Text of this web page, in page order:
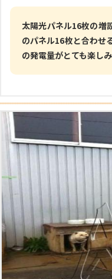
太陽光パネル16枚の増
のパネル16枚と合わせ
の発電量がとても楽し